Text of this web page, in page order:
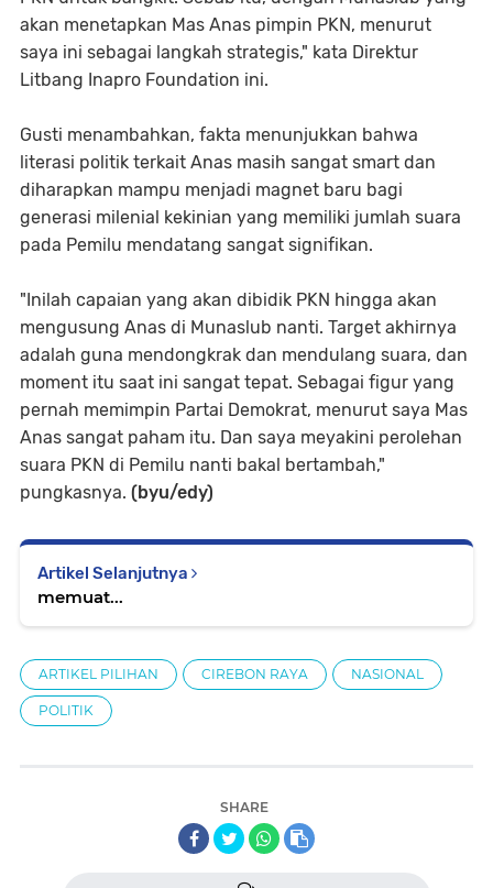
akan menetapkan Mas Anas pimpin PKN, menurut
saya ini sebagai langkah strategis," kata Direktur
Litbang Inapro Foundation ini.
Gusti menambahkan, fakta menunjukkan bahwa
literasi politik terkait Anas masih sangat smart dan
diharapkan mampu menjadi magnet baru bagi
generasi milenial kekinian yang memiliki jumlah suara
pada Pemilu mendatang sangat signifikan.
"Inilah capaian yang akan dibidik PKN hingga akan
mengusung Anas di Munaslub nanti. Target akhirnya
adalah guna mendongkrak dan mendulang suara, dan
moment itu saat ini sangat tepat. Sebagai figur yang
pernah memimpin Partai Demokrat, menurut saya Mas
Anas sangat paham itu. Dan saya meyakini perolehan
suara PKN di Pemilu nanti bakal bertambah,"
pungkasnya. (byu/edy)
Artikel Selanjutnya
memuat...
ARTIKEL PILIHAN CIREBON RAYA NASIONAL
POLITIK
SHARE